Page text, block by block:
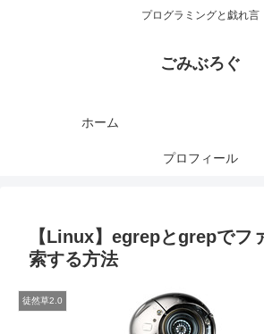
プログラミングと戯れ言
ごみぶろぐ
ホーム
プロフィール
【Linux】egrepとgrepでフ
索する方法
徒然草2.0